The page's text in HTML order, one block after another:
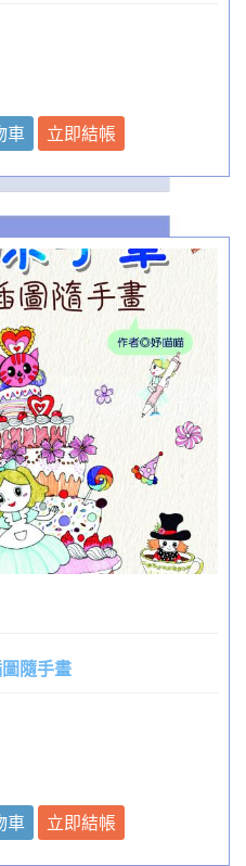
車 立即結帳
隨手畫
車 立即結帳